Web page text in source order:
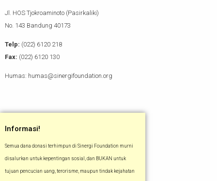
Jl. HOS Tjokroaminoto (Pasirkaliki)
No. 143 Bandung 40173
Telp: (022) 6120 218
Fax: (022) 6120 130
Humas: humas@sinergifoundation.org
Informasi!
Semua dana donasi terhimpun di Sinergi Foundation murni
disalurkan untuk kepentingan sosial, dan BUKAN untuk
tujuan pencucian uang, terorisme, maupun tindak kejahatan